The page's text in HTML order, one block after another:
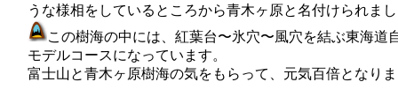
うな様相をしているところから青木ヶ原と名付けられま
この樹海の中には、紅葉台〜氷穴〜風穴を結ぶ東海道
モデルコースになっています。
富士山と青木ヶ原樹海の気をもらって、元気百倍となり